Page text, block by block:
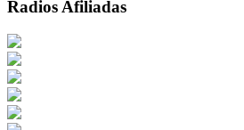
Radios Afiliadas